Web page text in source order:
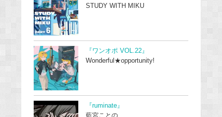
STUDY WITH MIKU
『ワンオポ VOL.22』
Wonderful★opportunity!
『ruminate』
藍宮ことの